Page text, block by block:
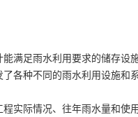
满足雨水利用要求的储存设
各种不同的雨水利用设施和系
实际情况、往年雨水量和使